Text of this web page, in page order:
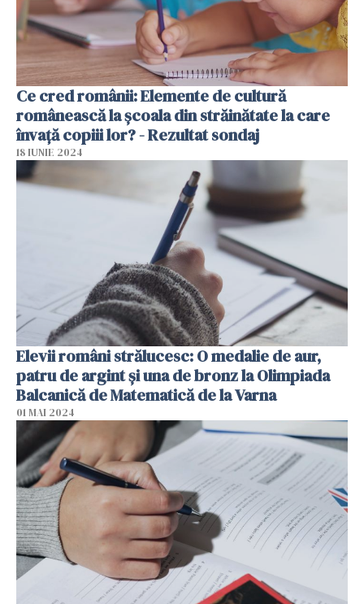
Ce cred românii: Elemente de cultură
românească la școala din străinătate la care
învață copiii lor? - Rezultat sondaj
18 IUNIE 2024
Elevii români strălucesc: O medalie de aur,
patru de argint şi una de bronz la Olimpiada
Balcanică de Matematică de la Varna
01 MAI 2024